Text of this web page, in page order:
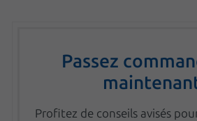
Passez
Profitez de conseils avisés